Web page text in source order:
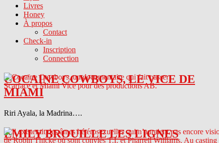
Livres
Honey
À propos
Contact
Check-in
Inscription
Connection
COCAINE COWBOYS, LE VICE DE
MIAMI
Riri Ayala, la Madrina….
EMILY BROUILLE LES LIGNES